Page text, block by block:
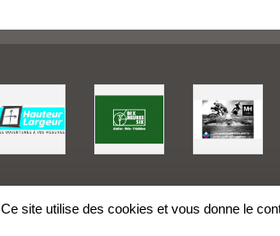
Ce site utilise des cookies et vous donne le